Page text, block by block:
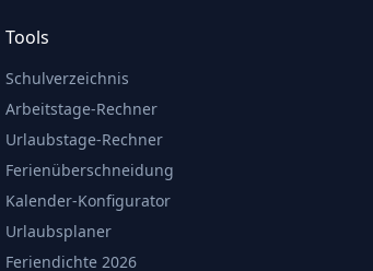
Tools
Schulverzeichnis
Arbeitstage-Rechner
Urlaubstage-Rechner
Ferienüberschneidung
Kalender-Konfigurator
Urlaubsplaner
Feriendichte 2026